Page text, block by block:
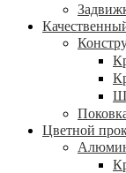
Цветной